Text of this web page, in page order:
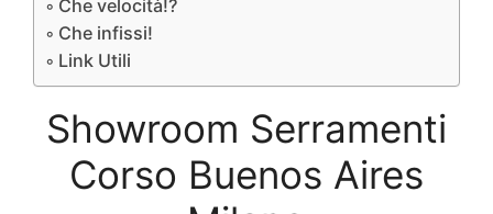
Che velocità!?
Che infissi!
Link Utili
Showroom Serramenti
Corso Buenos Aires